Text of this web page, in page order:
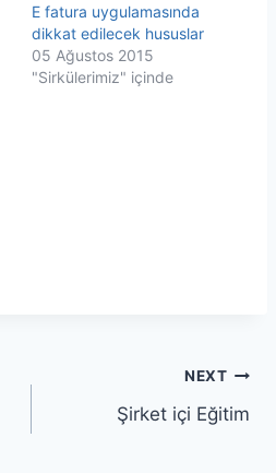
E fatura uygulamasında
dikkat edilecek hususlar
05 Ağustos 2015
"Sirkülerimiz" içinde
NEXT
Şirket içi Eğitim